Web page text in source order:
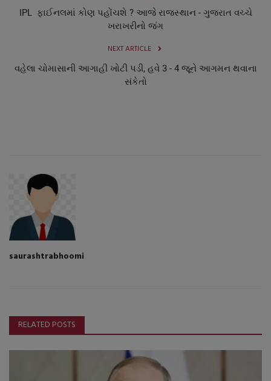
IPL ફાઈનલમાં કોણ પહોંચશે ? આજે રાજસ્થાન - ગુજરાત વચ્ચે
ખરાખરીનો જંગ
NEXT ARTICLE
વહેલા ચોમાસાની આગાહી ખોટી પડી, હવે 3 - 4 જૂને આગમન થવાના
સંકેતો
saurashtrabhoomi
RELATED POSTS